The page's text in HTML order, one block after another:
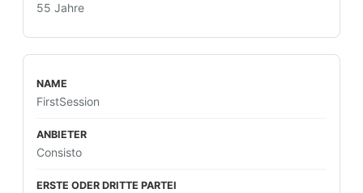
55 Jahre
FirstSession
Consisto